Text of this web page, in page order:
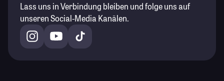
Lass uns in Verbindung bleiben und folge uns auf
unseren Social-Media Kanälen.